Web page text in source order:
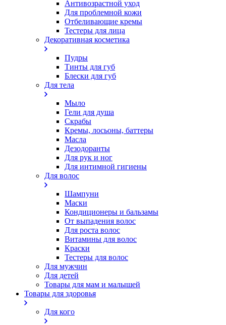
Антивозрастной уход
Для проблемной кожи
Oтбеливающие кремы
Тестеры для лица
Декоративная косметика
Пудры
Тинты для губ
Блески для губ
Для тела
Мыло
Гели для душа
Скрабы
Кремы, лосьоны, баттеры
Масла
Дезодоранты
Для рук и ног
Для интимной гигиены
Для волос
Шампуни
Маски
Кондиционеры и бальзамы
От выпадения волос
Для роста волос
Витамины для волос
Краски
Тестеры для волос
Для мужчин
Для детей
Товары для мам и малышей
Товары для здоровья
Для кого